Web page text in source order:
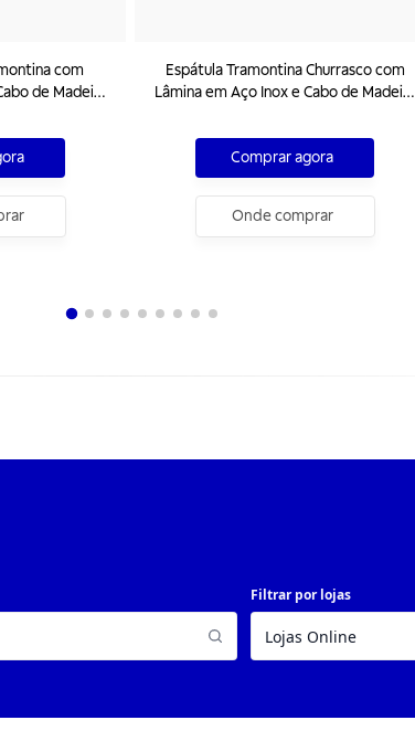
com
de Madeira
Espátula Tramontina Churrasco com
Lâmina em Aço Inox e Cabo de Madeira
Comprar agora
Onde comprar
Filtrar por lojas